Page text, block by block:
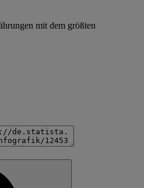
mit dem größten